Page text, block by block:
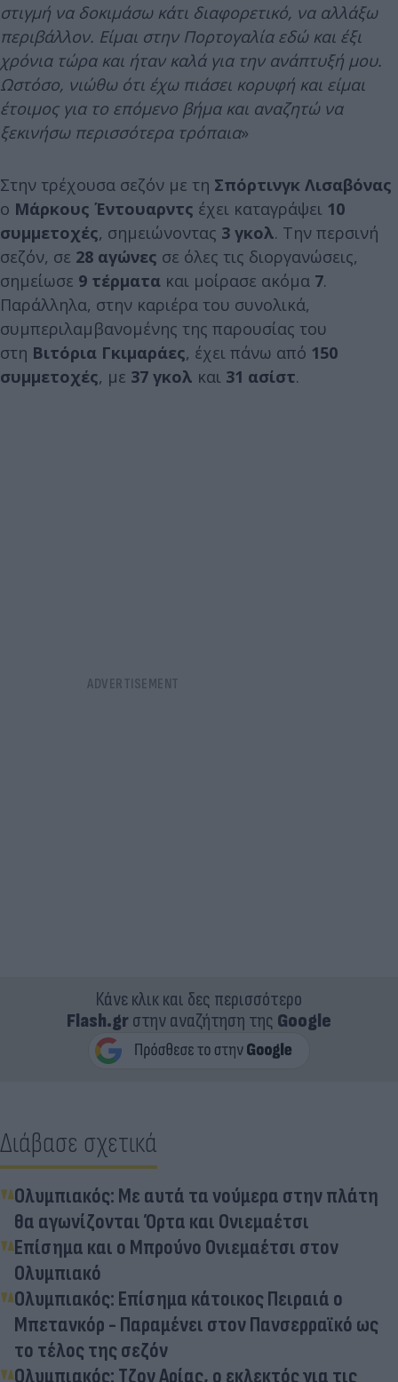
στιγμή να δοκιμάσω κάτι διαφορετικό, να αλλάξω
περιβάλλον. Είμαι στην Πορτογαλία εδώ και έξι
χρόνια τώρα και ήταν καλά για την ανάπτυξή μου.
Ωστόσο, νιώθω ότι έχω πιάσει κορυφή και είμαι
έτοιμος για το επόμενο βήμα και αναζητώ να
ξεκινήσω περισσότερα τρόπαια»
Στην τρέχουσα σεζόν με τη Σπόρτινγκ Λισαβόνας
ο Μάρκους Έντουαρντς έχει καταγράψει 10
συμμετοχές, σημειώνοντας 3 γκολ. Την περσινή
σεζόν, σε 28 αγώνες σε όλες τις διοργανώσεις,
σημείωσε 9 τέρματα και μοίρασε ακόμα 7.
Παράλληλα, στην καριέρα του συνολικά,
συμπεριλαμβανομένης της παρουσίας του
στη Βιτόρια Γκιμαράες, έχει πάνω από 150
συμμετοχές, με 37 γκολ και 31 ασίστ.
Κάνε κλικ και δες περισσότερο
Flash.grστην αναζήτηση της Google
Διάβασε σχετικά
Ολυμπιακός: Με αυτά τα νούμερα στην πλάτη
θα αγωνίζονται Όρτα και Ονιεμαέτσι
Επίσημα και ο Μπρούνο Ονιεμαέτσι στον
Ολυμπιακό
Ολυμπιακός: Επίσημα κάτοικος Πειραιά ο
Μπετανκόρ - Παραμένει στον Πανσερραϊκό ως
το τέλος της σεζόν
Ολυμπιακός: Τζον Αρίας, ο εκλεκτός για τις